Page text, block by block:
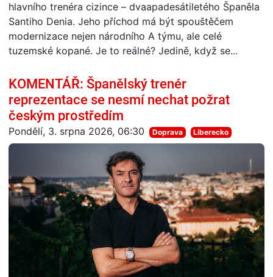
hlavního trenéra cizince – dvaapadesátiletého Španěla
Santiho Denia. Jeho příchod má být spouštěčem
modernizace nejen národního A týmu, ale celé
tuzemské kopané. Je to reálné? Jedině, když se...
KOMENTÁŘ: Španělský trenér
reprezentace se nesmí nechat požrat
českým prostředím
Pondělí, 3. srpna 2026, 06:30 Doprava Liberecko